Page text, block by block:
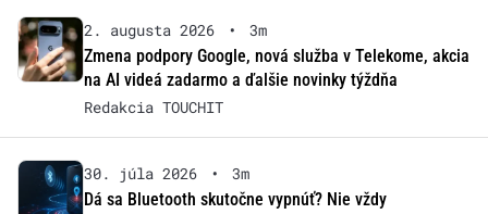
2. augusta 2026 •
3m
Zmena podpory Google, nová služba v Telekome, akcia
na AI videá zadarmo a ďalšie novinky týždňa
Redakcia TOUCHIT
30. júla 2026 •
3m
Dá sa Bluetooth skutočne vypnúť? Nie vždy